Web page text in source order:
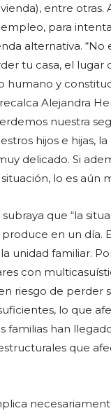
entre otras.
para
alternativa. “No
tu casa, el lugar
humano y
Alejandra
nuestra
hijos e hijas,
delicado. Si
lo es aún
que “la
en un día.
unidad familiar.
con
riesgo de perder
lo que
familias han
que